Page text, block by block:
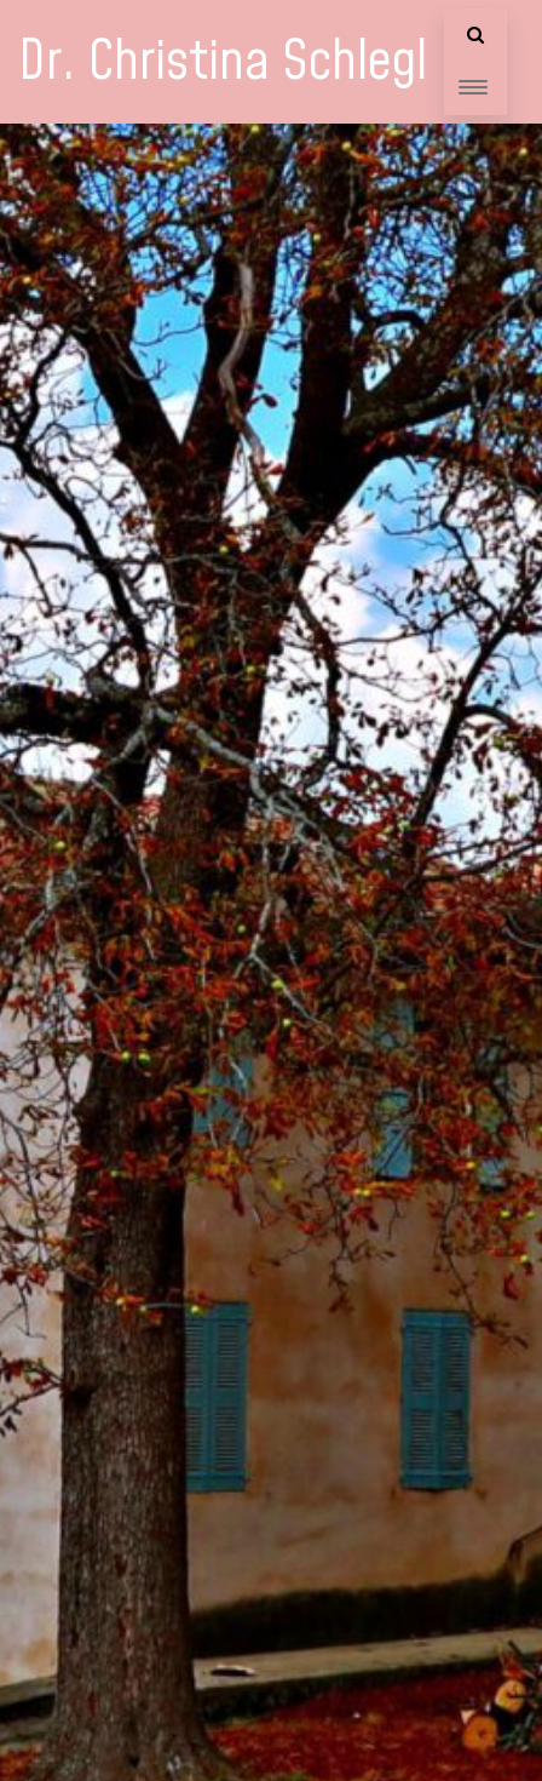
Dr. Christina Schlegl